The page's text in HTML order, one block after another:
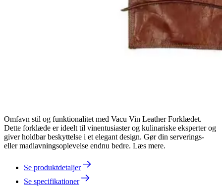
Omfavn stil og funktionalitet med Vacu Vin Leather Forklædet.
Dette forklæde er ideelt til vinentusiaster og kulinariske eksperter og
giver holdbar beskyttelse i et elegant design. Gør din serverings-
eller madlavningsoplevelse endnu bedre. Læs mere.
Se produktdetaljer
Se specifikationer